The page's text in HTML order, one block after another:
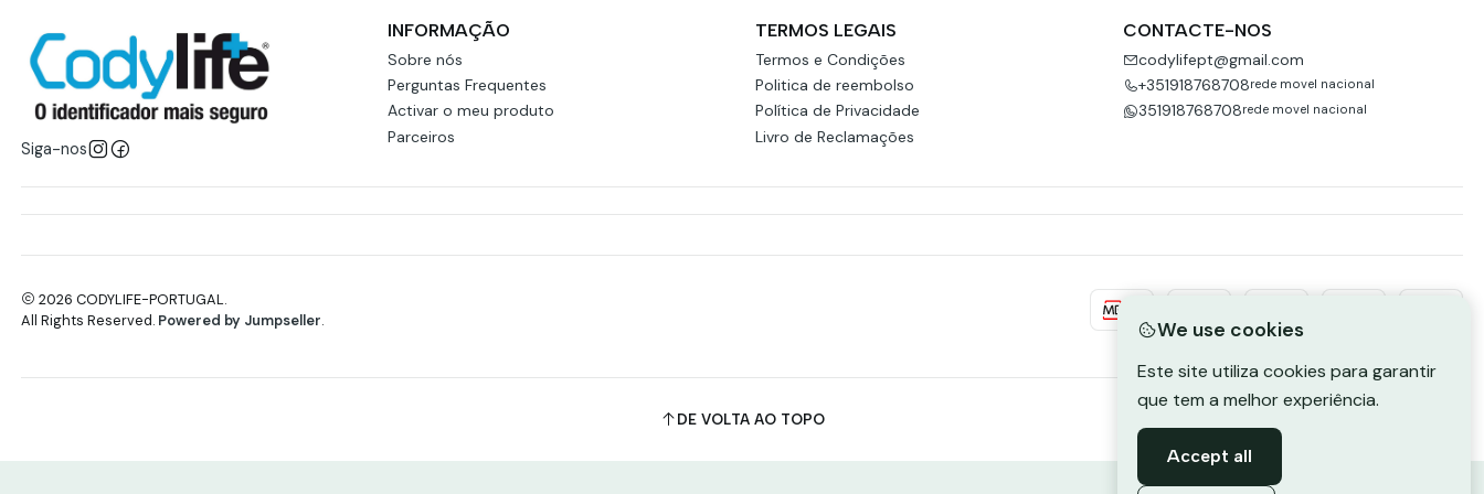
Siga-nos
INFORMAÇÃO
Sobre nós
Perguntas Frequentes
Activar o meu produto
Parceiros
TERMOS LEGAIS
Termos e Condições
Politica de reembolso
Política de Privacidade
Livro de Reclamações
CONTACTE-NOS
codylifept@gmail.com
+351918768708rede movel nacional
351918768708rede movel nacional
2026 CODYLIFE-PORTUGAL.
All Rights Reserved. Powered by Jumpseller.
DE VOLTA AO TOPO
We use cookies
Este site utiliza cookies para garantir
que tem a melhor experiência.
Accept all